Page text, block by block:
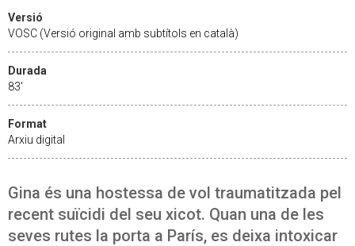
Versió
VOSC (Versió original amb subtítols en català)
Durada
83'
Format
Arxiu digital
Gina és una hostessa de vol traumatitzada pel
recent suïcidi del seu xicot. Quan una de les
seves rutes la porta a París, es deixa intoxicar